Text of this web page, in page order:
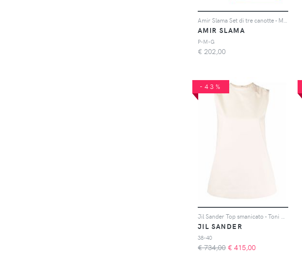
Amir Slama Set di tre canotte - Multicolore
AMIR SLAMA
P-M-G
€ 202,00
-43%
Jil Sander Top smanicato - Toni neutri
JIL SANDER
38-40
€ 734,00 € 415,00